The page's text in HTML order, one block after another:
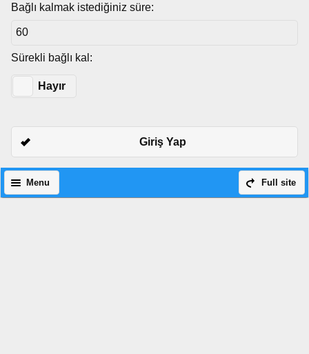
Bağlı kalmak istediğiniz süre:
Sürekli bağlı kal:
Hayır
Giriş Yap
Full site
Menu